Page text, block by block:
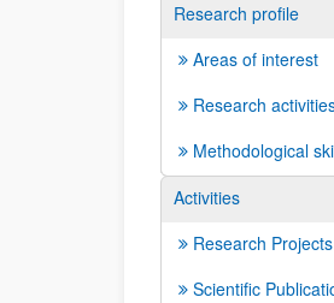
Research profile
Areas of interest
Research
Methodological
Activities
Research Projects
Scientific